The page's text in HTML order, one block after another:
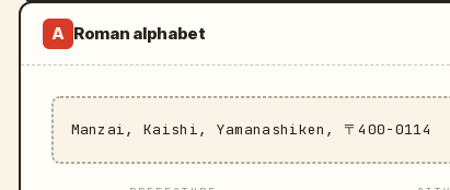
A Roman alphabet
Manzai, Kaishi, Yamanashiken, 〒400-0114